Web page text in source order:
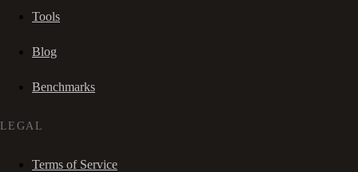
Tools
Blog
Benchmarks
LEGAL
Terms of Service